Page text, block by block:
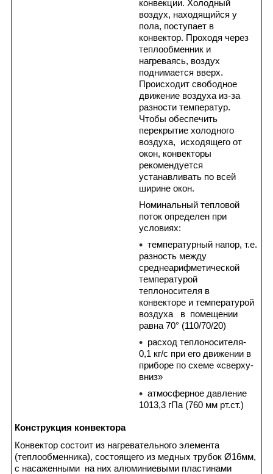
конвекции. Холодный
воздух, находящийся у
пола, поступает в
конвектор. Проходя через
теплообменник и
нагреваясь, воздух
поднимается вверх.
Происходит свободное
движение воздуха из-за
разности температур.
Чтобы обеспечить
перекрытие холодного
воздуха, исходящего от
окон, конвекторы
рекомендуется
устанавливать по всей
ширине окон.
Номинальный тепловой
поток определен при
условиях:
температурный напор, т.е.
разность между
среднеарифметической
температурой
теплоносителя в
конвекторе и температурой
воздуха в помещении
равна 70° (110/70/20)
расход теплоносителя-
0,1 кг/с при его движении в
приборе по схеме «сверху-
вниз»
атмосферное давление
1013,3 гПа (760 мм рт.ст.)
Конструкция конвектора
Конвектор состоит из нагревательного элемента
(теплообменника), состоящего из медных трубок Ø16мм,
с насаженными на них алюминиевыми пластинами